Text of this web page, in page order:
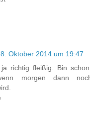
Oktober 2014 um 19:47
richtig fleißig. Bin
morgen dann